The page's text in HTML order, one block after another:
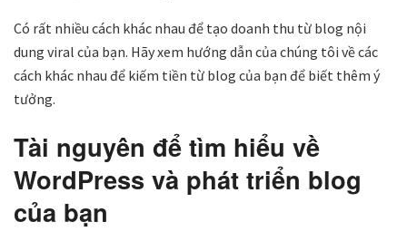
Có rất nhiều cách khác nhau để tạo doanh thu từ blog nội
dung viral của bạn. Hãy xem hướng dẫn của chúng tôi về các
cách khác nhau để kiếm tiền từ blog của bạn để biết thêm ý
tưởng.
Tài nguyên để tìm hiểu về
WordPress và phát triển blog
của bạn